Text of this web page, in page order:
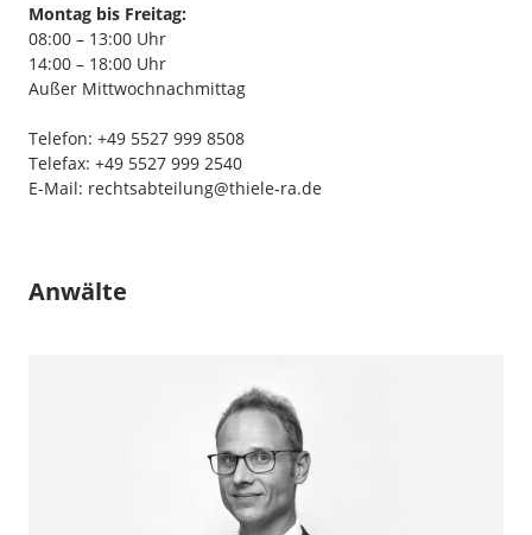
Montag bis Freitag:
08:00 – 13:00 Uhr
14:00 – 18:00 Uhr
Außer Mittwochnachmittag
Telefon: +49 5527 999 8508
Telefax: +49 5527 999 2540
E-Mail: rechtsabteilung@thiele-ra.de
Anwälte